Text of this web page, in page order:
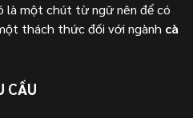
là một chút từ ngữ nên để có
thách thức đối với ngành cà
CẦU